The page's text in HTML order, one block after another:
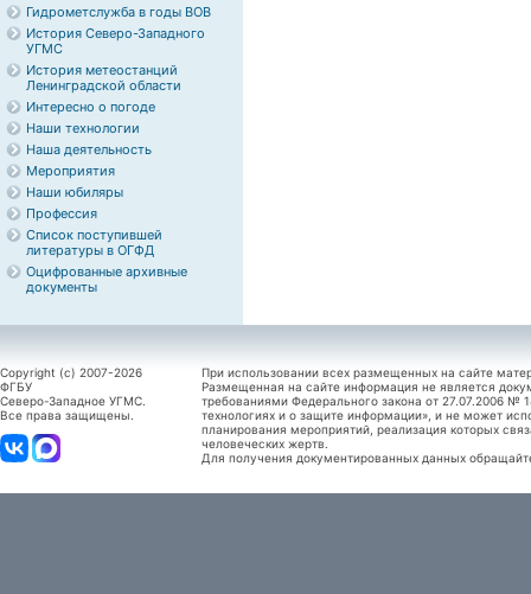
Гидрометслужба в годы ВОВ
История Северо-Западного
УГМС
История метеостанций
Ленинградской области
Интересно о погоде
Наши технологии
Наша деятельность
Мероприятия
Наши юбиляры
Профессия
Список поступившей
литературы в ОГФД
Оцифрованные архивные
документы
Copyright (c) 2007-2026
ФГБУ
Северо-Западное УГМС.
Все права защищены.
При использовании всех размещенных на сайте
Размещенная на сайте информация не является
требованиями Федерального закона от 27.07.2006
технологиях и о защите информации», и не может
планирования мероприятий, реализация которых
человеческих жертв.
Для получения документированных данных